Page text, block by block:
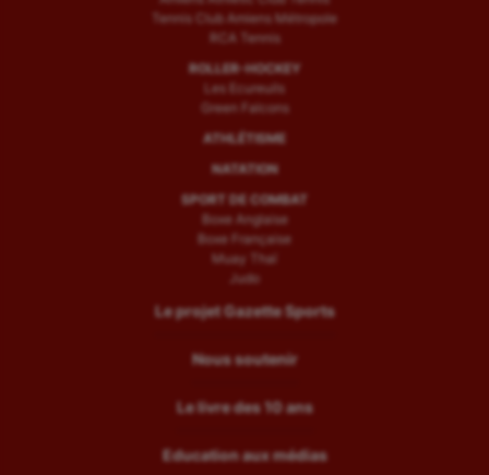
Tennis Club Amiens Métropole
RCA Tennis
ROLLER-HOCKEY
Les Ecureuils
Green Falcons
ATHLÉTISME
NATATION
SPORT DE COMBAT
Boxe Anglaise
Boxe Française
Muay Thaï
Judo
Le projet Gazette Sports
Nous soutenir
Le livre des 10 ans
Education aux médias